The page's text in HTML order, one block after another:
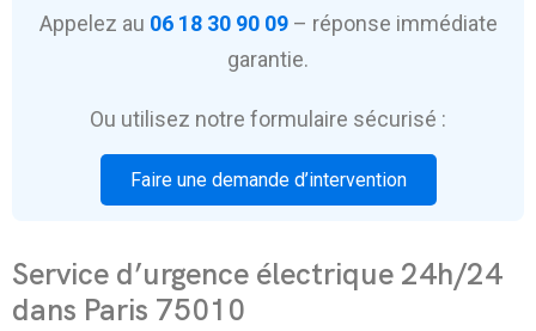
Appelez au 06 18 30 90 09– réponse immédiate
garantie.
Ou utilisez notre formulaire sécurisé :
Faire une demande d’intervention
Service d’urgence électrique 24h/24
dans Paris 75010